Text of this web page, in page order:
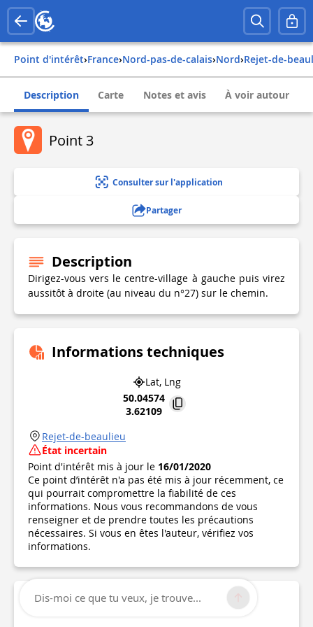
Point d'intérêt› france› nord-pas-de-calais› nord› rejet-de-
Description Carte Notes et avis À voir autour
Point 3
Consulter sur l'application
Partager
Description
Dirigez-vous vers le centre-village à gauche puis virez
aussitôt à droite (au niveau du n°27) sur le chemin.
Informations techniques
Lat, Lng
50.04574
3.62109
Rejet-de-beaulieu
État incertain
Point d'intérêt mis à jour le 16/01/2020
Ce point d’intérêt n'a pas été mis à jour récemment, ce
qui pourrait compromettre la fiabilité de ces
informations. Nous vous recommandons de vous
renseigner et de prendre toutes les précautions
nécessaires. Si vous en êtes l'auteur, vérifiez vos
informations.
Dis-moi ce que tu veux, je trouve...